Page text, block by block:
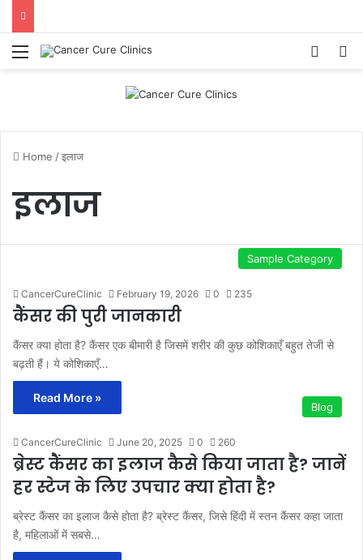
Menu Log In
Home /इलाज
इलाज
Sample Category
CancerCureClinic February 19, 2026 0 235
कैंसर की पुरी जानकारी
कैंसर क्या होता है? कैंसर एक बीमारी है जिसमें शरीर की कुछ कोशिकाएँ बहुत तेजी से
बढ़ती हैं। ये कोशिकाएँ…
Read More »
Blog
CancerCureClinic June 20, 2025 0 260
ब्रेस्ट कैंसर का इलाज कैसे किया जाता है? जानें
हर स्टेज के लिए उपचार क्या होता है?
ब्रेस्ट कैंसर का इलाज कैसे होता है? ब्रेस्ट कैंसर, जिसे हिंदी में स्तन कैंसर कहा जाता
है, महिलाओं में सबसे…